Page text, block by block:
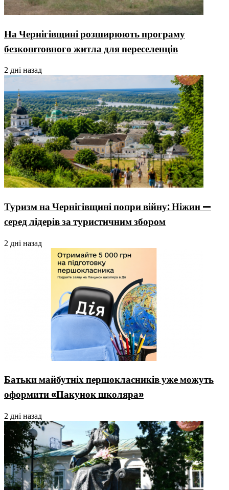
На Чернігівщині розширюють програму
безкоштовного житла для переселенців
2 дні назад
Туризм на Чернігівщині попри війну: Ніжин —
серед лідерів за туристичним збором
2 дні назад
Батьки майбутніх першокласників уже можуть
оформити «Пакунок школяра»
2 дні назад